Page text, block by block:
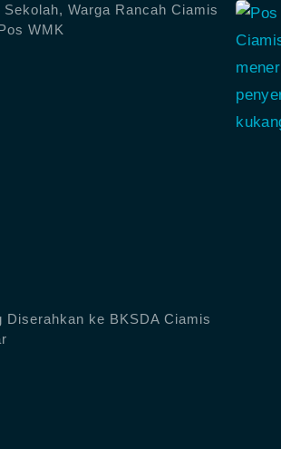
Warga Rancah Ciamis
WMK
Diserahkan ke BKSDA Ciamis